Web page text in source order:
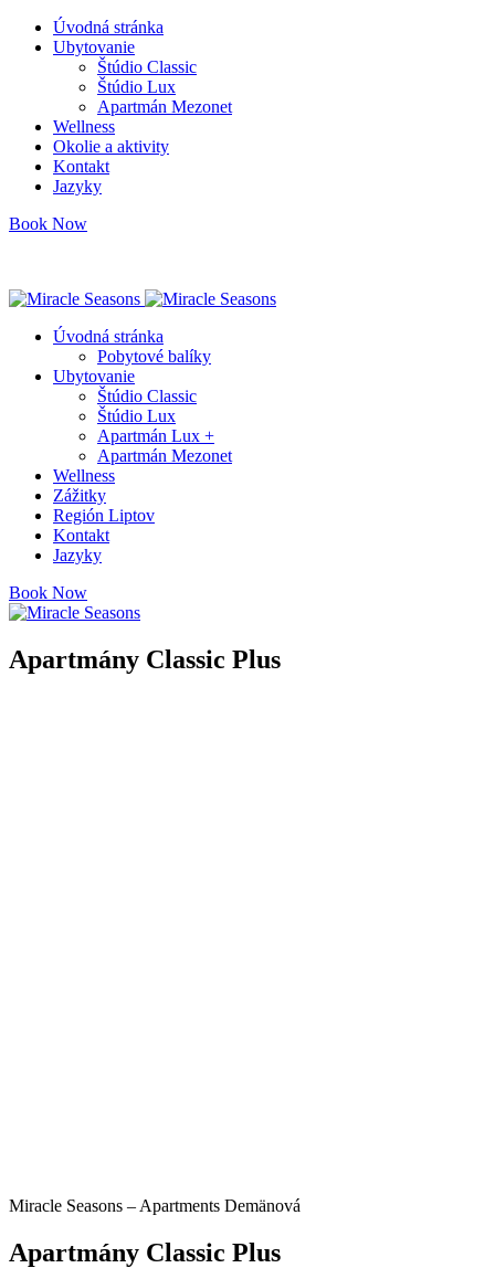
Úvodná stránka
Ubytovanie
Štúdio Classic
Štúdio Lux
Apartmán Mezonet
Wellness
Okolie a aktivity
Kontakt
Jazyky
Book Now
Úvodná stránka
Pobytové balíky
Ubytovanie
Štúdio Classic
Štúdio Lux
Apartmán Lux +
Apartmán Mezonet
Wellness
Zážitky
Región Liptov
Kontakt
Jazyky
Book Now
Apartmány Classic Plus
Miracle Seasons – Apartments Demänová
Apartmány Classic Plus